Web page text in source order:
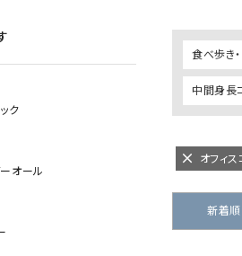
ジャケッ
バッグ
ク
オール
食べ歩き
中間身長
オフィ
新着順